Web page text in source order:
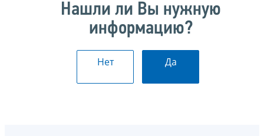
Нашли ли Вы нужную
информацию?
Нет Да